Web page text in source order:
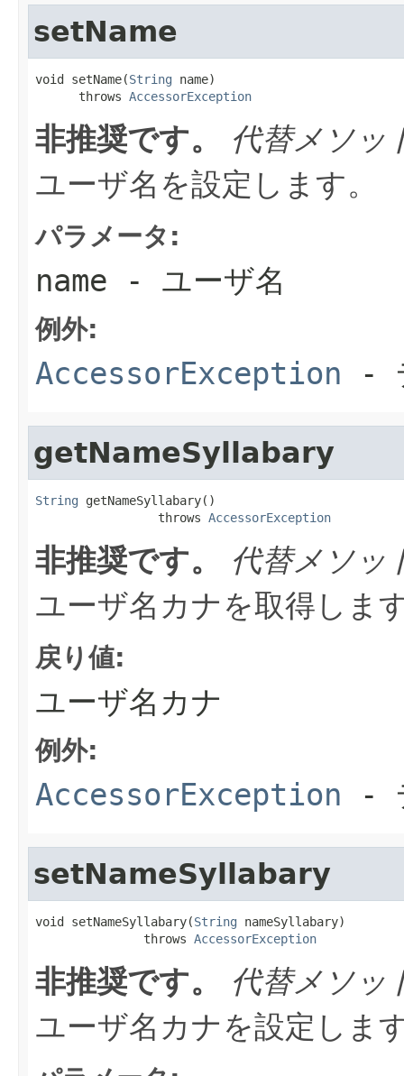
setName
void setName(String name)
      throws
AccessorException
非推奨です。
代替メソッ
ユーザ名を設定します。
パラメータ:
name - ユーザ名
例外:
AccessorException -
getNameSyllabary
String getNameSyllabary()
                 throws
AccessorException
非推奨です。
代替メソッ
ユーザ名カナを取得しま
戻り値:
ユーザ名カナ
例外:
AccessorException -
setNameSyllabary
void setNameSyllabary(String nameSyllabary)
               throws
AccessorException
非推奨です。
代替メソッ
ユーザ名カナを設定しま